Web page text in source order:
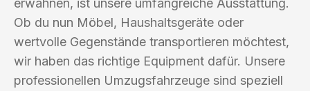
erwähnen, ist unsere umfangreiche Ausstattung.
Ob du nun Möbel, Haushaltsgeräte oder
wertvolle Gegenstände transportieren möchtest,
wir haben das richtige Equipment dafür. Unsere
professionellen Umzugsfahrzeuge sind speziell